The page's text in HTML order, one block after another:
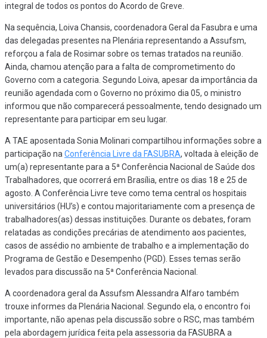
integral de todos os pontos do Acordo de Greve.
Na sequência, Loiva Chansis, coordenadora Geral da Fasubra e uma
das delegadas presentes na Plenária representando a Assufsm,
reforçou a fala de Rosimar sobre os temas tratados na reunião.
Ainda, chamou atenção para a falta de comprometimento do
Governo com a categoria. Segundo Loiva, apesar da importância da
reunião agendada com o Governo no próximo dia 05, o ministro
informou que não comparecerá pessoalmente, tendo designado um
representante para participar em seu lugar.
A TAE aposentada Sonia Molinari compartilhou informações sobre a
participação na Conferência Livre da FASUBRA, voltada à eleição de
um(a) representante para a 5ª Conferência Nacional de Saúde dos
Trabalhadores, que ocorrerá em Brasília, entre os dias 18 e 25 de
agosto. A Conferência Livre teve como tema central os hospitais
universitários (HU’s) e contou majoritariamente com a presença de
trabalhadores(as) dessas instituições. Durante os debates, foram
relatadas as condições precárias de atendimento aos pacientes,
casos de assédio no ambiente de trabalho e a implementação do
Programa de Gestão e Desempenho (PGD). Esses temas serão
levados para discussão na 5ª Conferência Nacional.
A coordenadora geral da Assufsm Alessandra Alfaro também
trouxe informes da Plenária Nacional. Segundo ela, o encontro foi
importante, não apenas pela discussão sobre o RSC, mas também
pela abordagem jurídica feita pela assessoria da FASUBRA a